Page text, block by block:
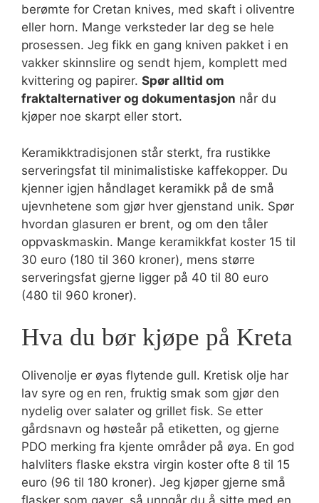
berømte for Cretan knives, med skaft i oliventre
eller horn. Mange verksteder lar deg se hele
prosessen. Jeg fikk en gang kniven pakket i en
vakker skinnslire og sendt hjem, komplett med
kvittering og papirer. Spør alltid om
fraktalternativer og dokumentasjon når du
kjøper noe skarpt eller stort.
Keramikktradisjonen står sterkt, fra rustikke
serveringsfat til minimalistiske kaffekopper. Du
kjenner igjen håndlaget keramikk på de små
ujevnhetene som gjør hver gjenstand unik. Spør
hvordan glasuren er brent, og om den tåler
oppvaskmaskin. Mange keramikkfat koster 15 til
30 euro (180 til 360 kroner), mens større
serveringsfat gjerne ligger på 40 til 80 euro
(480 til 960 kroner).
Hva du bør kjøpe på Kreta
Olivenolje er øyas flytende gull. Kretisk olje har
lav syre og en ren, fruktig smak som gjør den
nydelig over salater og grillet fisk. Se etter
gårdsnavn og høsteår på etiketten, og gjerne
PDO merking fra kjente områder på øya. En god
halvliters flaske ekstra virgin koster ofte 8 til 15
euro (96 til 180 kroner). Jeg kjøper gjerne små
flasker som gaver, så unngår du å sitte med en